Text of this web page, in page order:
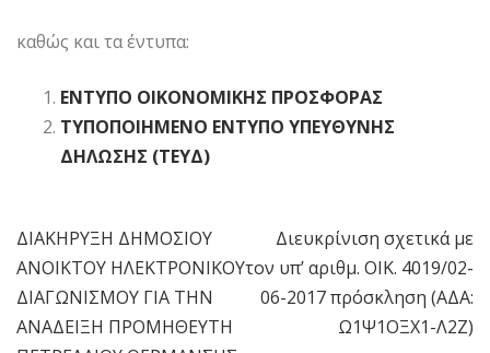
καθώς και τα έντυπα:
ΕΝΤΥΠΟ ΟΙΚΟΝΟΜΙΚΗΣ ΠΡΟΣΦΟΡΑΣ
ΤΥΠΟΠΟΙΗΜΕΝΟ ΕΝΤΥΠΟ ΥΠΕΥΘΥΝΗΣ
ΔΗΛΩΣΗΣ (ΤΕΥΔ)
Πλοήγηση
άρθρων
ΔΙΑΚΗΡΥΞΗ ΔΗΜΟΣΙΟΥ
ΑΝΟΙΚΤΟΥ ΗΛΕΚΤΡΟΝΙΚΟΥ
ΔΙΑΓΩΝΙΣΜΟΥ ΓΙΑ ΤΗΝ
ΑΝΑΔΕΙΞΗ ΠΡΟΜΗΘΕΥΤΗ
Διευκρίνιση σχετικά με
τον υπ’ αριθμ. ΟΙΚ. 4019/02-
06-2017 πρόσκληση (ΑΔΑ:
Ω1Ψ1ΟΞΧ1-Λ2Ζ)